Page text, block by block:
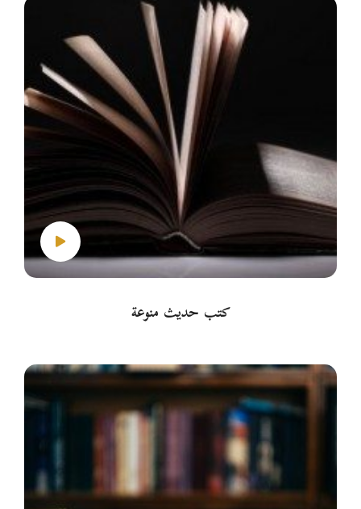
كتب حديث منوعة